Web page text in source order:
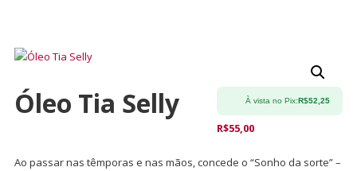
Óleo Tia Selly À vista no Pix:R$52,25
R$55,00
Ao passar nas têmporas e nas mãos, concede o “Sonho da sorte” –